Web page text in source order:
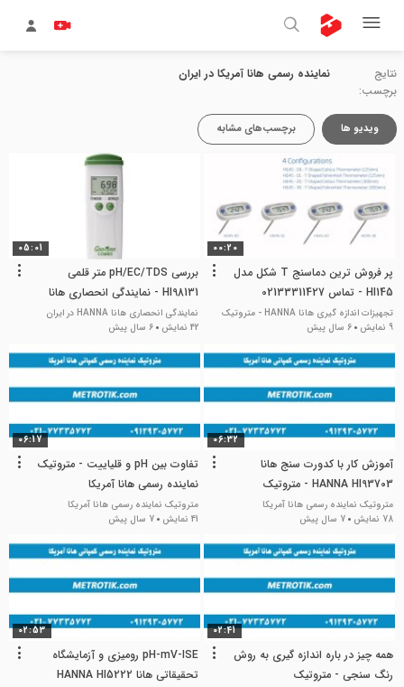
نتایج
برچسب:
نماینده رسمی هانا آمریکا در ایران
ویدیو ها برچسب‌های مشابه
00:20
پر فروش ترین دماسنج T شکل مدل
HI145 - تماس 02133311427
تجهیزات اندازه گیری هانا HANNA - متروتیک
9 نمایش
6 سال پیش
05:01
بررسی pH/EC/TDS متر قلمی
HI98131 - نمایندگی انحصاری هانا
HANNA آمریکا در تهران
نمایندگی انحصاری هانا HANNA در ایران
42 نمایش
6 سال پیش
06:32
آموزش کار با کدورت سنج هانا
HANNA HI93703 - متروتیک
متروتیک نماینده رسمی هانا آمریکا
78 نمایش
7 سال پیش
06:17
تفاوت بین pH و قلیاییت - متروتیک
نماینده رسمی هانا آمریکا
متروتیک نماینده رسمی هانا آمریکا
41 نمایش
7 سال پیش
02:41
همه چیز در باره اندازه گیری به روش
رنگ سنجی - متروتیک
02:53
pH-mV-ISE رومیزی و آزمایشگاه
تحقیقاتی هانا HANNA HI5222